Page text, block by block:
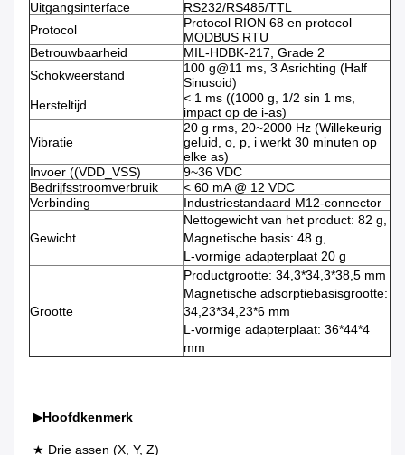
Uitgangsinterface
RS232/RS485/TTL
Protocol
Protocol RION 68 en protocol
MODBUS RTU
Betrouwbaarheid
MIL-HDBK-217, Grade 2
Schokweerstand
100 g@11 ms, 3 Asrichting (Half
Sinusoid)
Hersteltijd
< 1 ms ((1000 g, 1/2 sin 1 ms,
impact op de i-as)
Vibratie
20 g rms, 20~2000 Hz (Willekeurig
geluid, o, p, i werkt 30 minuten op
elke as)
Invoer ((VDD_VSS)
9~36 VDC
Bedrijfsstroomverbruik
< 60 mA @ 12 VDC
Verbinding
Industriestandaard M12-connector
Gewicht
Nettogewicht van het product: 82 g,
Magnetische basis: 48 g,
L-vormige adapterplaat 20 g
Grootte
Productgrootte: 34,3*34,3*38,5 mm
Magnetische adsorptiebasisgrootte:
34,23*34,23*6 mm
L-vormige adapterplaat: 36*44*4
mm
▶Hoofdkenmerk
★ Drie assen (X, Y, Z)